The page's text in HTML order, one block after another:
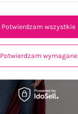
Potwierdzam wymagane
Potwierdzam wszystkie